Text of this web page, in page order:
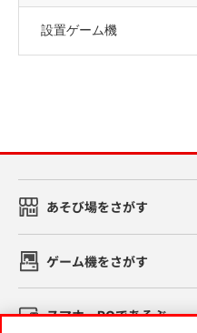
設置ゲーム機
あそび場をさがす
ゲーム機をさがす
スマホ・PCであそぶ